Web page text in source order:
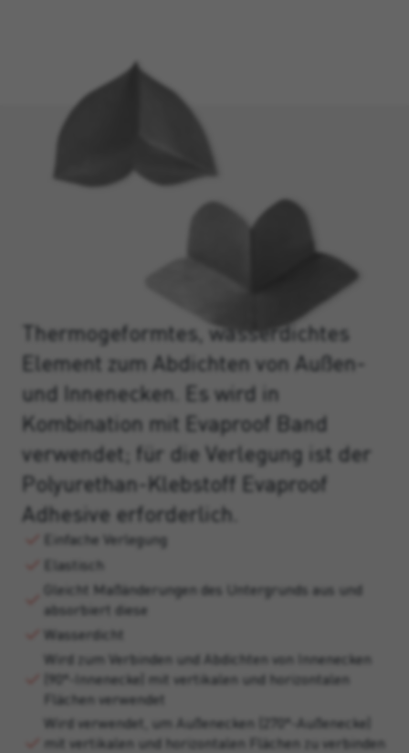
Thermogeformtes, wasserdichtes
Element zum Abdichten von Außen-
und Innenecken. Es wird in
Kombination mit Evaproof Band
verwendet; für die Verlegung ist der
Polyurethan-Klebstoff Evaproof
Adhesive erforderlich.
Einfache Verlegung
Elastisch
Gleicht Maßänderungen des Untergrunds aus und
absorbiert diese
Wasserdicht
Wird zum Verbinden und Abdichten von Innenecken
(90°-Innenecke) mit vertikalen und horizontalen
Flächen verwendet
Wird verwendet, um Außenecken (270°-Außenecke)
mit vertikalen und horizontalen Flächen zu verbinden